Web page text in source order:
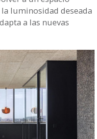
luminosidad deseada
a las nuevas